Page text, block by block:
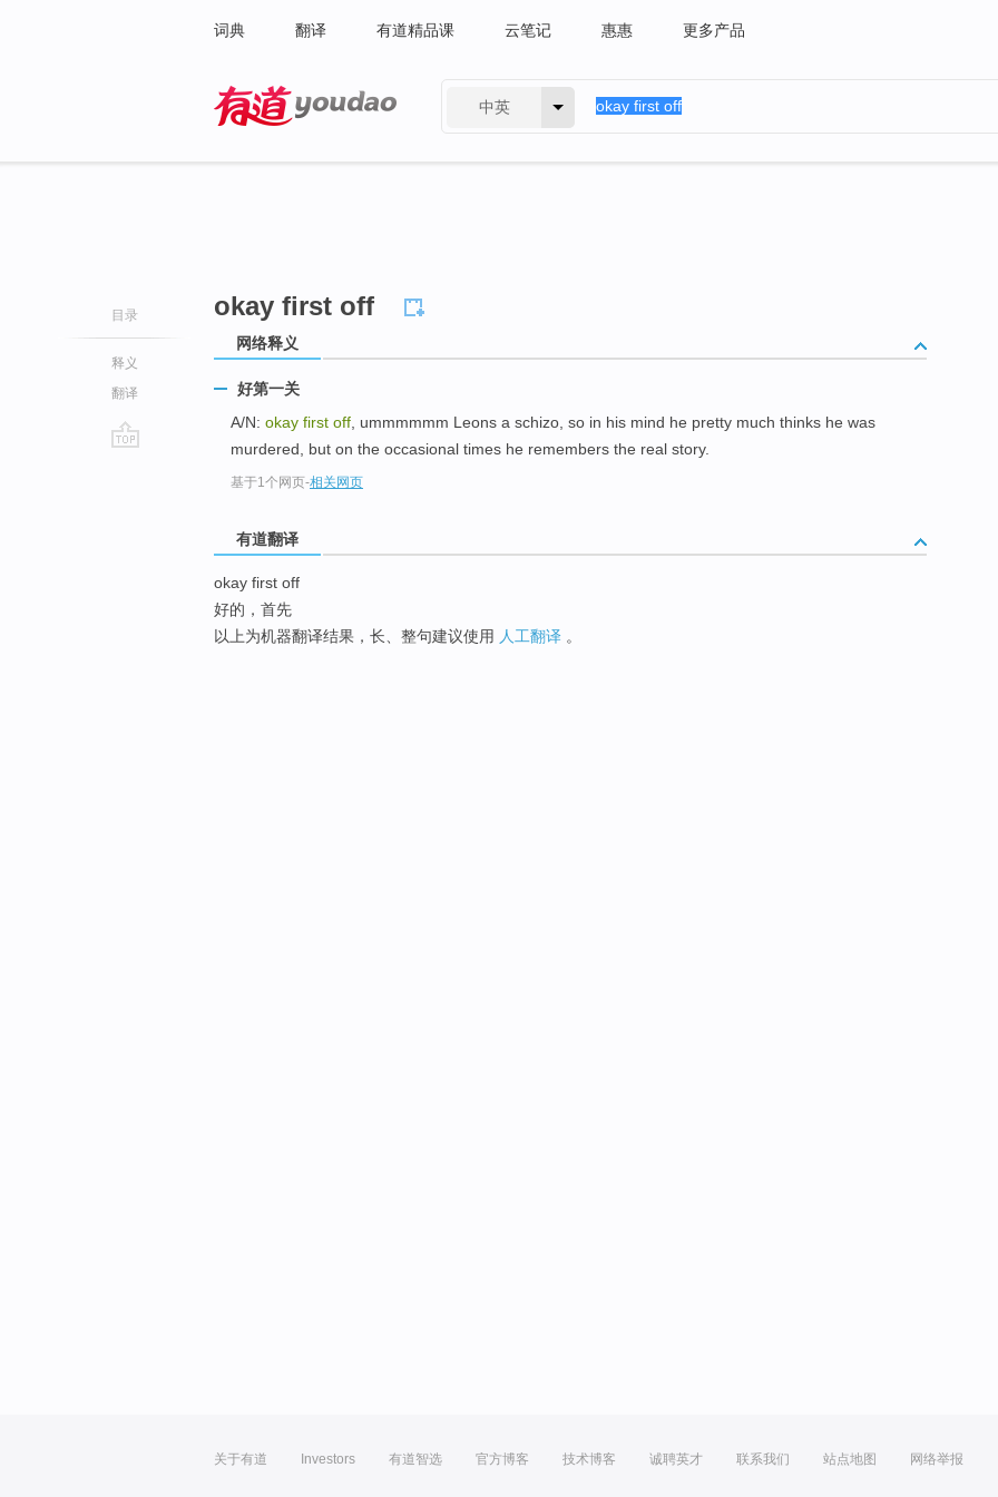
词典 翻译 有道精品课 云笔记 惠惠 更多产品
中英
目录
释义
翻译
okay first off
网络释义
好第一关
A/N: okay first off , ummmmmm Leons a schizo, so in his mind he pretty much thinks he was
murdered, but on the occasional times he remembers the real story.
基于1个网页-相关网页
有道翻译
okay first off
好的，首先
以上为机器翻译结果，长、整句建议使用 人工翻译 。
关于有道 Investors 有道智选 官方博客 技术博客 诚聘英才 联系我们 站点地图 网络举报